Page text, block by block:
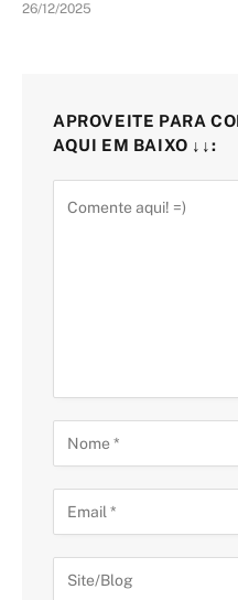
26/12/2025
APROVEITE PARA
AQUI EM BAIXO ↓↓: